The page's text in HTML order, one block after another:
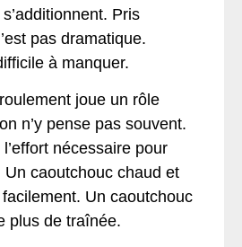
Pris
pas dramatique.
à manquer.
joue un rôle
n’y pense pas souvent.
nécessaire pour
Un caoutchouc chaud et
Un caoutchouc
plus de traînée.